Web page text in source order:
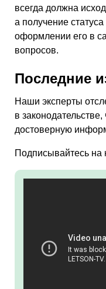
всегда должна
а получение
оформлении его в
вопросов.
Последние
Наши эксперты
в
достоверную
Подписывайтесь